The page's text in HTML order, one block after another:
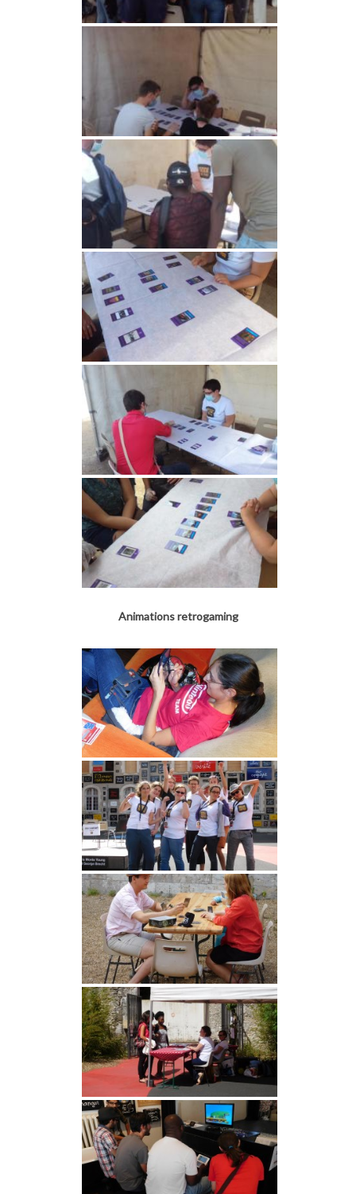
Animations retrogaming